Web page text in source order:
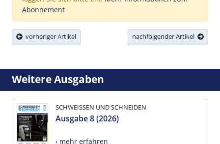
Abonnement
vorheriger Artikel nachfolgender Artikel
Weitere Ausgaben
SCHWEISSEN UND SCHNEIDEN
Ausgabe 8 (2026)
› mehr erfahren